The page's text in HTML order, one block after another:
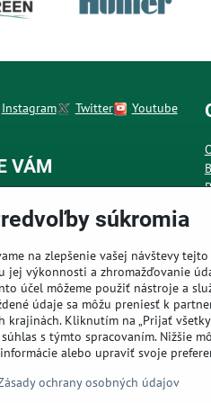
Instagram Twitter
Youtube
VÁM
380
kedykoľvek
súkromia
na zlepšenie vašej návštevy
jej výkonnosti a zhromažďovanie
účel môžeme použiť nástroje a
údaje sa môžu preniesť k
krajinách. Kliknutím na „Prijať
s týmto spracovaním. Nižšie
alebo upraviť svoje
ochrany osobných údajov